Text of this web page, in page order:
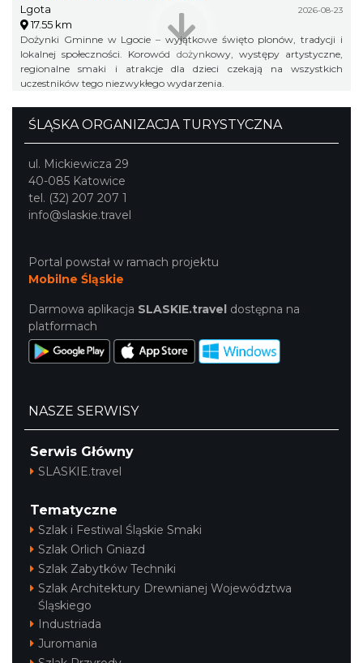
Lgota 2026-08-23
17.55 km
Dożynki Gminne w Lgocie – wyjątkowe święto plonów, tradycji i
lokalnej społeczności. Korowód dożynkowy, występy artystyczne,
regionalne smaki i atrakcje dla dzieci czekają na wszystkich
uczestników tego niezwykłego wydarzenia.
ŚLĄSKA ORGANIZACJA TURYSTYCZNA
ul. Mickiewicza 29
40-085 Katowice
tel. (32) 207 207 1
info@slaskie.travel
Portal powstał w ramach projektu
Mobilne Śląskie
Darmowa aplikacja SLASKIE.travel dostępna na
platformach
NASZE SERWISY
Serwis Główny
SLASKIE.travel
Tematyczne
Szlak i Festiwal Śląskie Smaki
Szlak Orlich Gniazd
Szlak Zabytków Techniki
Szlak Architektury Drewnianej Województwa
Śląskiego
Industriada
Juromania